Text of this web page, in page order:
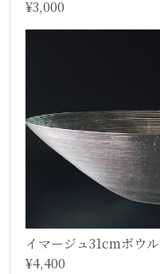
¥3,000
イマージュ31cmボウル
¥4,400